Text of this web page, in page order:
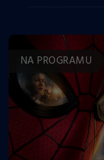
NA PROGRAMU